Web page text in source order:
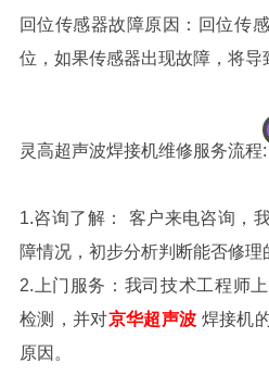
回位传感器故障原因：回位传
位，如果传感器出现故障，将导
灵高超声波焊接机维修服务流程:
1.咨询了解： 客户来电咨询，
障情况，初步分析判断能否修理
2. 上门服务：我司技术工程师
检测，并对京华超声波 焊接机
原因。